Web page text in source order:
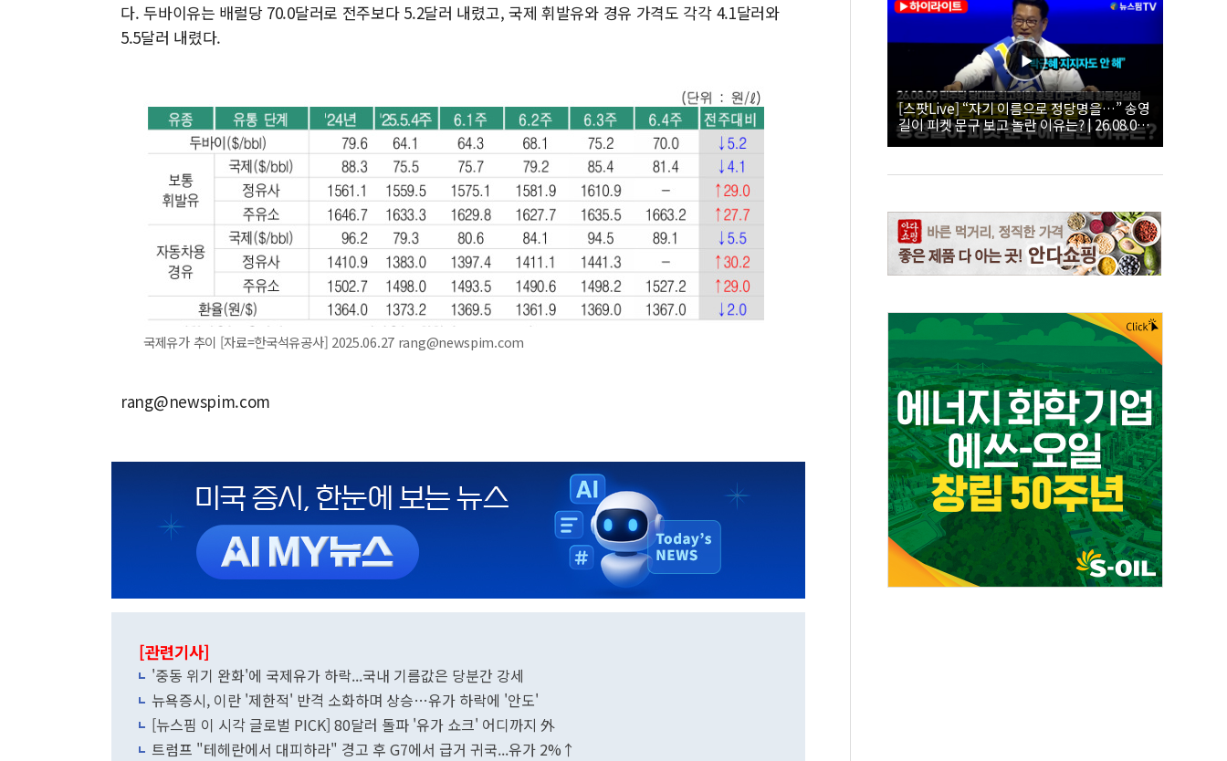
다. 두바이유는 배럴당 70.0달러로 전주보다 5.2달러 내렸고, 국제 휘발유와 경유 가격도 각각 4.1달러와
5.5달러 내렸다.
국제유가 추이 [자료=한국석유공사] 2025.06.27 rang@newspim.com
rang@newspim.com
[관련기사]
'중동 위기 완화'에 국제유가 하락...국내 기름값은 당분간 강세
뉴욕증시, 이란 '제한적' 반격 소화하며 상승…유가 하락에 '안도'
[뉴스핌 이 시각 글로벌 PICK] 80달러 돌파 '유가 쇼크' 어디까지 外
트럼프 "테헤란에서 대피하라" 경고 후 G7에서 급거 귀국...유가 2%↑
[스팟Live] “자기 이름으로 정당명을…” 송영
길이 피켓 문구 보고 놀란 이유는? | 26.08.09
더불어민주당 당대표·최고위원 후보 대구·경